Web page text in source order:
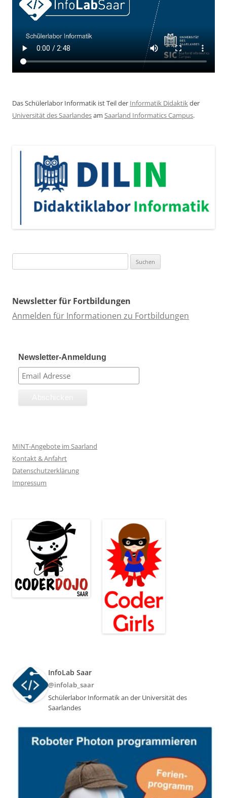
Das Schülerlabor Informatik ist Teil der Informatik Didaktikder
Universität des Saarlandesam Saarland Informatics Campus.
nach:
Newsletter für Fortbildungen
Anmelden für Informationen zu Fortbildungen
Newsletter-Anmeldung
MINT-Angebote im Saarland
Kontakt & Anfahrt
Datenschutzerklärung
Impressum
InfoLab Saar
@infolab_saar
Schülerlabor Informatik an der Universität des
Saarlandes